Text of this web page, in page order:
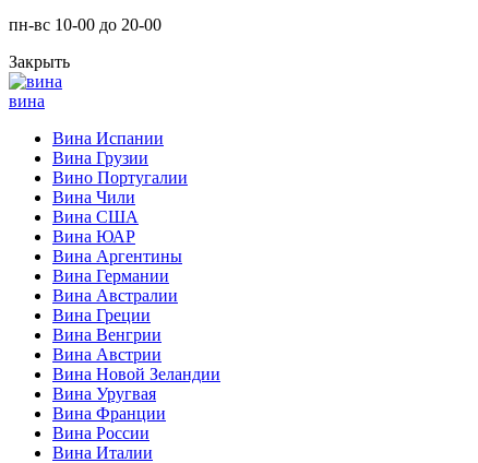
пн-вс 10-00 до 20-00
Закрыть
вина
Вина Испании
Вина Грузии
Вино Португалии
Вина Чили
Вина США
Вина ЮАР
Вина Аргентины
Вина Германии
Вина Австралии
Вина Греции
Вина Венгрии
Вина Австрии
Вина Новой Зеландии
Вина Уругвая
Вина Франции
Вина России
Вина Италии